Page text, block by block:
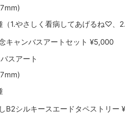
1.やさしく看病してあげるね♡、
キャンバスアートセット ¥5,000
スアート
B2シルキースエードタペストリー